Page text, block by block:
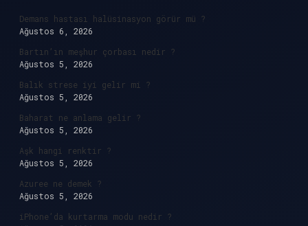
Demans hastası halüsinasyon görür mü ?
Ağustos 6, 2026
Bartın’ın meşhur çorbası nedir ?
Ağustos 5, 2026
Balık strese iyi gelir mi ?
Ağustos 5, 2026
Baharat ne anlama gelir ?
Ağustos 5, 2026
Aşk hangi renktir ?
Ağustos 5, 2026
Azuree ne demek ?
Ağustos 5, 2026
iPhone’da kurtarma modu nedir ?